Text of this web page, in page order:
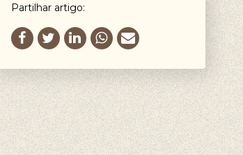
Partilhar artigo: